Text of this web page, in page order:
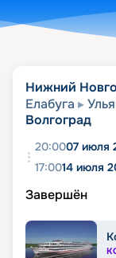
Нижний
Елабуга
Волгоград
20:0007 июля
17:0014 июля
Завершён